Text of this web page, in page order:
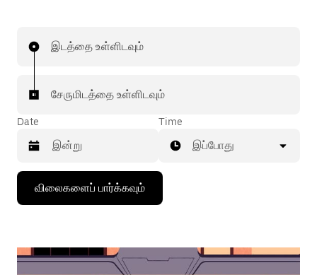
இடத்தை உள்ளிடவும்
சேருமிடத்தை உள்ளிடவும்
Date
கீழ்நோக்கிய
அம்புக்குறியை
அழுத்தி
தேர்ந்தெடுக்கவும்.
Time
இப்போது
விலைகளைப் பார்க்கவும்